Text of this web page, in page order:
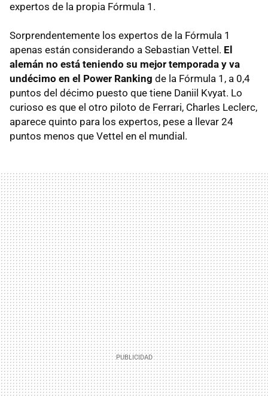
expertos de la propia Fórmula 1.
Sorprendentemente los expertos de la Fórmula 1
apenas están considerando a Sebastian Vettel. El
alemán no está teniendo su mejor temporada y va
undécimo en el Power Ranking de la Fórmula 1, a 0,4
puntos del décimo puesto que tiene Daniil Kvyat. Lo
curioso es que el otro piloto de Ferrari, Charles Leclerc,
aparece quinto para los expertos, pese a llevar 24
puntos menos que Vettel en el mundial.